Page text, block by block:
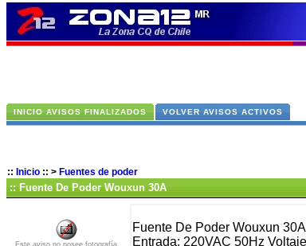
INICIO AVISOS FINALIZADOS VOLVER AVISOS ACTIVOS
:: Inicio :: > Fuentes de poder
:: Fuente De Poder Wouxun 30A
Este aviso no posee fotografía
Fuente De Poder Wouxun
Entrada: 220VAC 50Hz